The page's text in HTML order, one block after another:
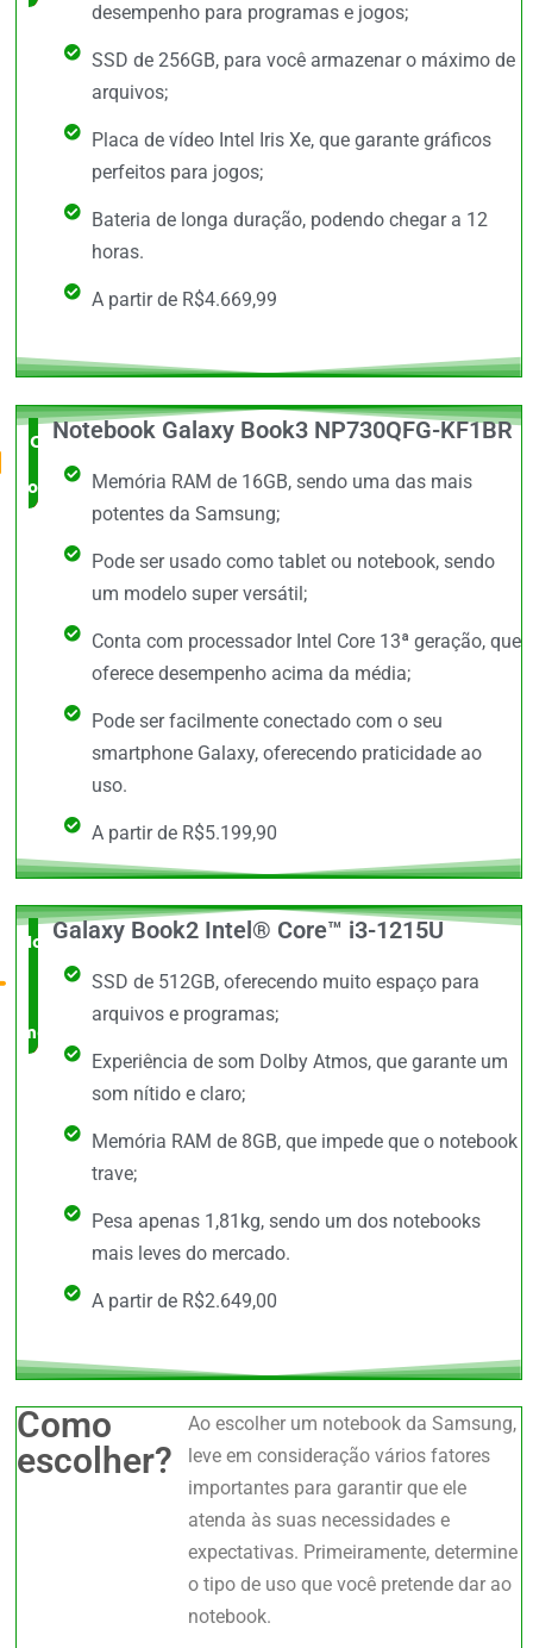
desempenho para programas e jogos;
SSD de 256GB, para você armazenar o máximo de
arquivos;
Placa de vídeo Intel Iris Xe, que garante gráficos
perfeitos para jogos;
Bateria de longa duração, podendo chegar a 12
horas.
A partir de R$4.669,99
O Mais
completo
Notebook Galaxy Book3 NP730QFG-KF1BR
Memória RAM de 16GB, sendo uma das mais
potentes da Samsung;
Pode ser usado como tablet ou notebook, sendo
um modelo super versátil;
Conta com processador Intel Core 13ª geração, que
oferece desempenho acima da média;
Pode ser facilmente conectado com o seu
smartphone Galaxy, oferecendo praticidade ao
uso.
A partir de R$5.199,90
Novidade
no
mercado
Galaxy Book2 Intel® Core™ i3-1215U
SSD de 512GB, oferecendo muito espaço para
arquivos e programas;
Experiência de som Dolby Atmos, que garante um
som nítido e claro;
Memória RAM de 8GB, que impede que o notebook
trave;
Pesa apenas 1,81kg, sendo um dos notebooks
mais leves do mercado.
A partir de R$2.649,00
Como
escolher?
Ao escolher um notebook da Samsung,
leve em consideração vários fatores
importantes para garantir que ele
atenda às suas necessidades e
expectativas. Primeiramente, determine
o tipo de uso que você pretende dar ao
notebook.